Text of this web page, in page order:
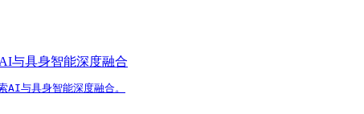
与具身智能深度融合
AI与具身智能深度融合。